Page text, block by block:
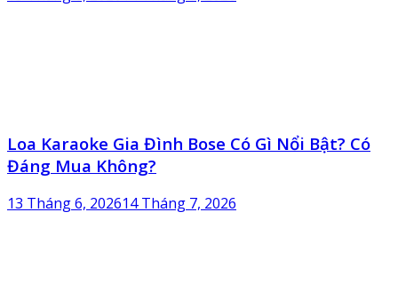
Loa Karaoke Gia Đình Bose Có Gì Nổi Bật? Có
Đáng Mua Không?
13 Tháng 6, 202614 Tháng 7, 2026